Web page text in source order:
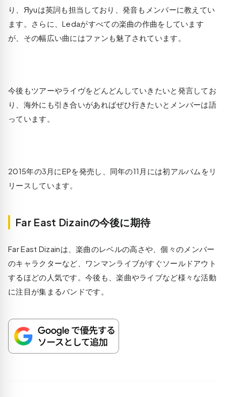
り、Яyuは英詞も担当しており、発音もメンバーに教えてい
ます。さらに、Ledaがすべての楽曲の作曲をしています
が、その幅広い曲にはファンも魅了されています。
今後もツアーやライヴをどんどんしていきたいと発言してお
り、海外にも引き合いがあればぜひ行きたいとメンバーは語
っています。
2015年の3月にEPを発売し、同年の11月には初アルバムをリ
リースしています。
Far East Dizainの今後に期待
Far East Dizainは、楽曲のレベルの高さや、個々のメンバー
のキャラクターなど、ワンマンライブがすぐソールドアウト
するほどの人気です。今後も、楽曲やライブなど様々な活動
に注目が集まるバンドです。